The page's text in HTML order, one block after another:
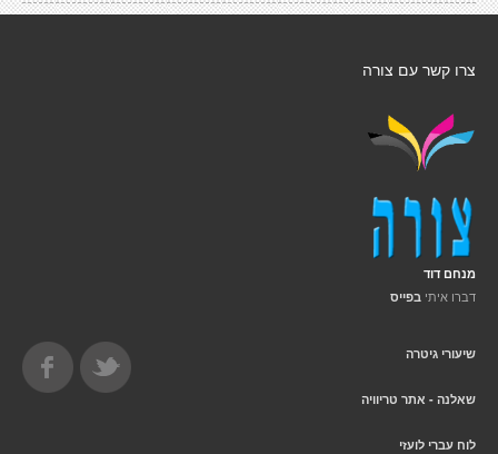
צרו קשר עם צורה
מנחם דוד
דברו איתי בפייס
שיעורי גיטרה
שאלנה - אתר טריוויה
לוח עברי לועזי